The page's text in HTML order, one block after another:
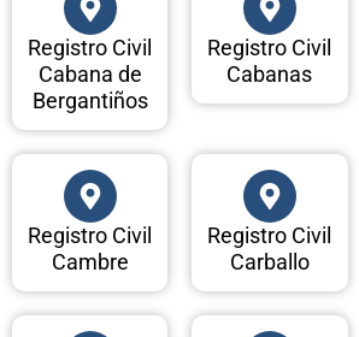
Registro Civil
Cabana de
Bergantiños
Registro Civil
Cabanas
Registro Civil
Cambre
Registro Civil
Carballo